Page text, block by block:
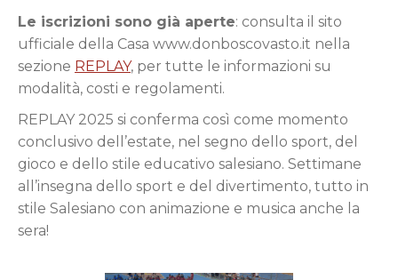
Le iscrizioni sono già aperte: consulta il sito
ufficiale della Casa www.donboscovasto.it nella
sezione REPLAY, per tutte le informazioni su
modalità, costi e regolamenti.
REPLAY 2025 si conferma così come momento
conclusivo dell’estate, nel segno dello sport, del
gioco e dello stile educativo salesiano. Settimane
all’insegna dello sport e del divertimento, tutto in
stile Salesiano con animazione e musica anche la
sera!